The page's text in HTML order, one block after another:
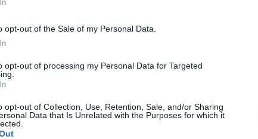
opt-out of the Sale of my Personal Data.
opt-out of processing my Personal Data for Targeted
opt-out of Collection, Use, Retention, Sale, and/or Sharing
Data that Is Unrelated with the Purposes for which it
da Encarnação.